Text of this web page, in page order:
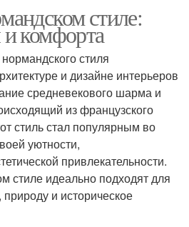
стиле:
и комфорта
стиля
и дизайне интерьеров
средневекового шарма и
из французского
стиль стал популярным во
уютности,
привлекательности.
стиле идеально подходят для
и историческое